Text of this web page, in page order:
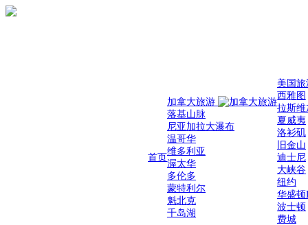
首页
加拿大旅游
落基山脉
尼亚加拉大瀑布
温哥华
维多利亚
渥太华
多伦多
蒙特利尔
魁北克
千岛湖
美国
西雅图
拉斯维
夏威夷
洛衫矶
旧金山
迪士尼
大峡谷
纽约
华盛顿
波士顿
费城